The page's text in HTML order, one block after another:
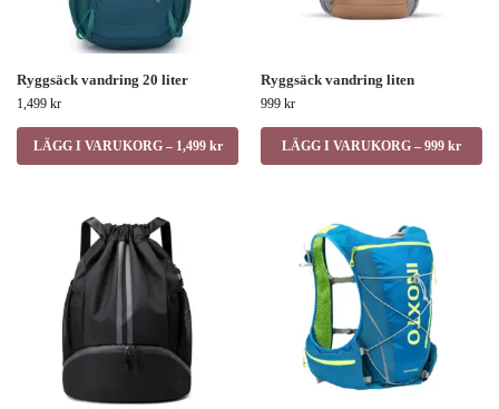
Ryggsäck vandring 20 liter
1,499 kr
LÄGG I VARUKORG – 1,499 kr
Ryggsäck vandring liten
999 kr
LÄGG I VARUKORG – 999 kr